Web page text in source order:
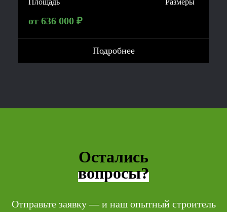
от 636 000 ₽
Подробнее
Остались
вопросы?
Отправьте заявку — и наш опытный строитель